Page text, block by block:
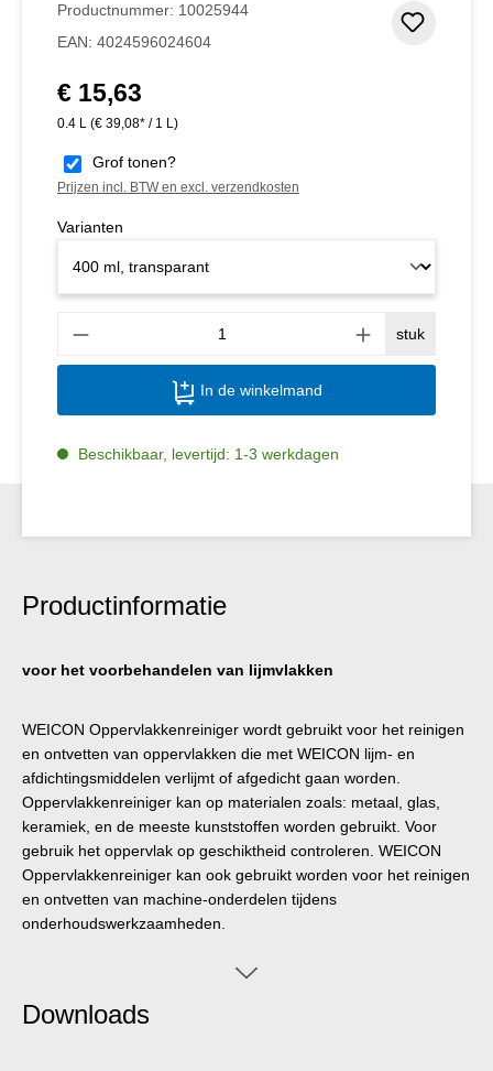
Productnummer: 10025944
EAN: 4024596024604
Normale prijs:
€ 15,63
0.4 L (€ 39,08* / 1 L)
Grof tonen?
Prijzen incl. BTW en excl. verzendkosten
Varianten
stuk
In de winkelmand
Beschikbaar, levertijd: 1-3 werkdagen
Productinformatie
voor het voorbehandelen van lijmvlakken
WEICON Oppervlakkenreiniger wordt gebruikt voor het reinigen
en ontvetten van oppervlakken die met WEICON lijm- en
afdichtingsmiddelen verlijmt of afgedicht gaan worden.
Oppervlakkenreiniger kan op materialen zoals: metaal, glas,
keramiek, en de meeste kunststoffen worden gebruikt. Voor
gebruik het oppervlak op geschiktheid controleren. WEICON
Oppervlakkenreiniger kan ook gebruikt worden voor het reinigen
en ontvetten van machine-onderdelen tijdens
onderhoudswerkzaamheden.
Downloads